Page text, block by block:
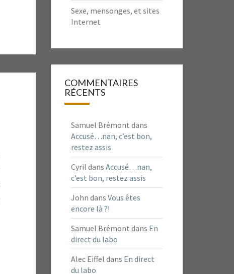
Sexe, mensonges, et sites
Internet
COMMENTAIRES
RÉCENTS
Samuel Brémont dans
Accusé…nan, c’est bon,
restez assis
Cyril dans Accusé…nan,
c’est bon, restez assis
John dans Vous êtes
encore là ?!
Samuel Brémont dans En
direct du labo
Alec Eiffel dans En direct
du labo